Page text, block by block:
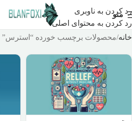
رد کردن به ناوبری
رد کردن به محتوای اصلی
منو
خانه محصولات برچسب خورده “استرس”